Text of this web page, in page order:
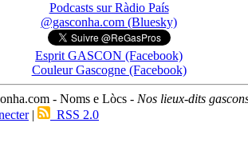
Podcasts sur Ràdio País
@gasconha.com (Bluesky)
Esprit GASCON (Facebook)
Couleur Gascogne (Facebook)
- Noms e Lòcs - Nos lieux-dits
| RSS 2.0